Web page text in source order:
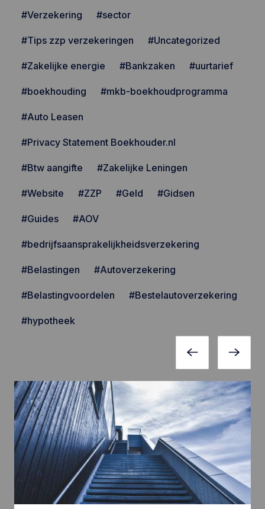
#Verzekering #sector
#Tips zzp verzekeringen #Uncategorized
#Zakelijke energie #Bankzaken #uurtarief
#boekhouding #mkb-boekhoudprogramma
#Auto Leasen
#Privacy Statement Boekhouder.nl
#Btw aangifte #Zakelijke Leningen
#Website #ZZP #Geld #Gidsen
#Guides #AOV
#bedrijfsaansprakelijkheidsverzekering
#Belastingen #Autoverzekering
#Belastingvoordelen #Bestelautoverzekering
#hypotheek